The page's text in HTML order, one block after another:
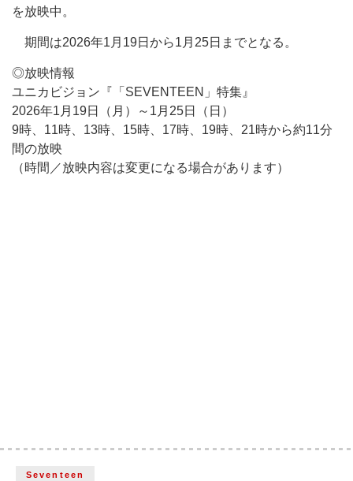
を放映中。
期間は2026年1月19日から1月25日までとなる。
◎放映情報
ユニカビジョン『「SEVENTEEN」特集』
2026年1月19日（月）～1月25日（日）
9時、11時、13時、15時、17時、19時、21時から約11分
間の放映
（時間／放映内容は変更になる場合があります）
Seventeen